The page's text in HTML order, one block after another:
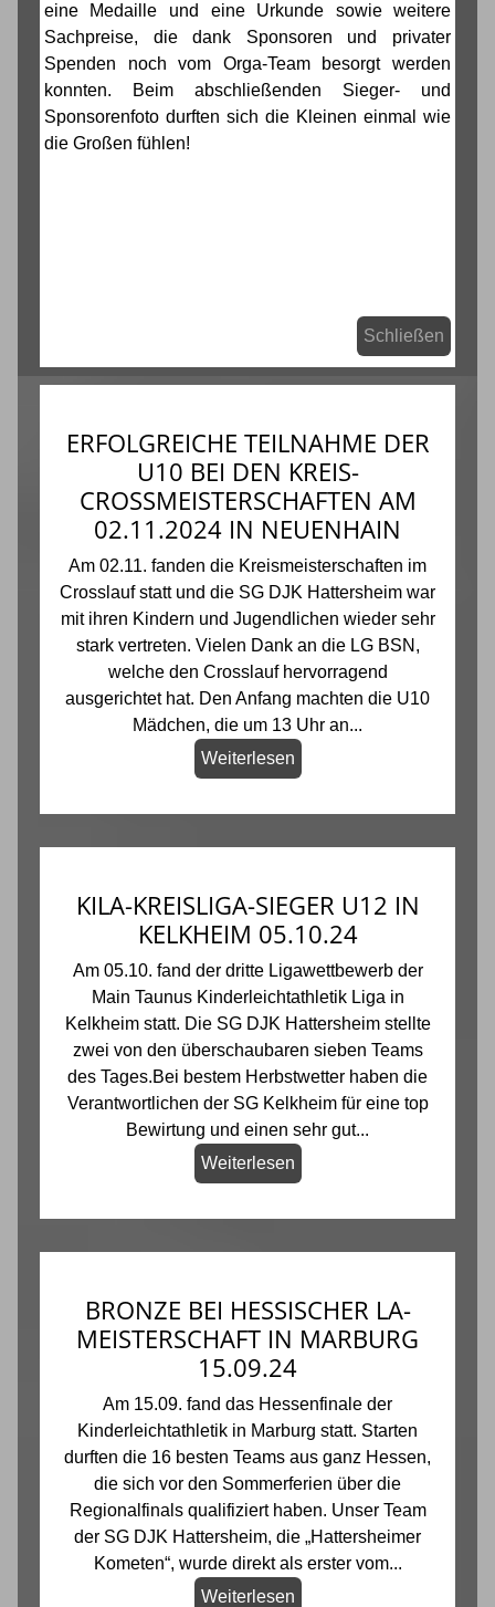
eine Medaille und eine Urkunde sowie weitere
Sachpreise, die dank Sponsoren und privater
Spenden noch vom Orga-Team besorgt werden
konnten. Beim abschließenden Sieger- und
Sponsorenfoto durften sich die Kleinen einmal wie
die Großen fühlen!
Schließen
ERFOLGREICHE TEILNAHME DER
U10 BEI DEN KREIS-
CROSSMEISTERSCHAFTEN AM
02.11.2024 IN NEUENHAIN
Am 02.11. fanden die Kreismeisterschaften im
Crosslauf statt und die SG DJK Hattersheim war
mit ihren Kindern und Jugendlichen wieder sehr
stark vertreten. Vielen Dank an die LG BSN,
welche den Crosslauf hervorragend
ausgerichtet hat. Den Anfang machten die U10
Mädchen, die um 13 Uhr an...
Weiterlesen
KILA-KREISLIGA-SIEGER U12 IN
KELKHEIM 05.10.24
Am 05.10. fand der dritte Ligawettbewerb der
Main Taunus Kinderleichtathletik Liga in
Kelkheim statt. Die SG DJK Hattersheim stellte
zwei von den überschaubaren sieben Teams
des Tages.Bei bestem Herbstwetter haben die
Verantwortlichen der SG Kelkheim für eine top
Bewirtung und einen sehr gut...
Weiterlesen
BRONZE BEI HESSISCHER LA-
MEISTERSCHAFT IN MARBURG
15.09.24
Am 15.09. fand das Hessenfinale der
Kinderleichtathletik in Marburg statt. Starten
durften die 16 besten Teams aus ganz Hessen,
die sich vor den Sommerferien über die
Regionalfinals qualifiziert haben. Unser Team
der SG DJK Hattersheim, die „Hattersheimer
Kometen“, wurde direkt als erster vom...
Weiterlesen